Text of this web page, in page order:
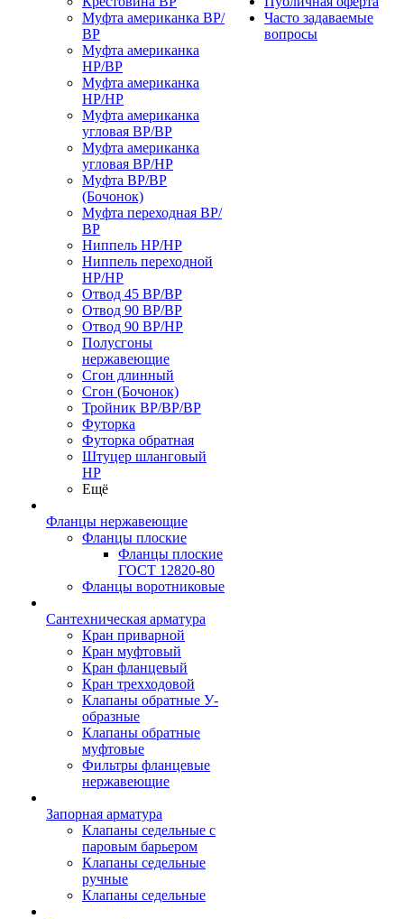
Муфта американка ВР/
ВР
Муфта американка
НР/ВР
Муфта американка
НР/НР
Муфта американка
угловая ВР/ВР
Муфта американка
угловая ВР/НР
Муфта ВР/ВР
(Бочонок)
Муфта переходная ВР/
ВР
Ниппель НР/НР
Ниппель переходной
НР/НР
Отвод 45 ВР/ВР
Отвод 90 ВР/ВР
Отвод 90 ВР/НР
Полусгоны
нержавеющие
Сгон длинный
Сгон (Бочонок)
Тройник ВР/ВР/ВР
Футорка
Футорка обратная
Штуцер шланговый
НР
Ещё
Фланцы нержавеющие
Фланцы плоские
Фланцы плоские
ГОСТ 12820-80
Фланцы воротниковые
Сантехническая арматура
Кран приварной
Кран муфтовый
Кран фланцевый
Кран трехходовой
Клапаны обратные У-
образные
Клапаны обратные
муфтовые
Фильтры фланцевые
нержавеющие
Запорная арматура
Клапаны седельные с
паровым барьером
Клапаны седельные
ручные
Клапаны седельные
Часто задаваемые
вопросы